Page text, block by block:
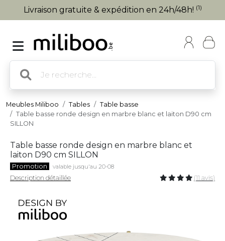
Livraison gratuite & expédition en 24h/48h! (1)
Meubles Miliboo Tables
Table basse
Table basse ronde design en marbre blanc et laiton D90 cm
SILLON
Table basse ronde design en marbre blanc et
laiton D90 cm SILLON
Promotion valable jusqu'au 20-08
Description détaillée (11 avis)